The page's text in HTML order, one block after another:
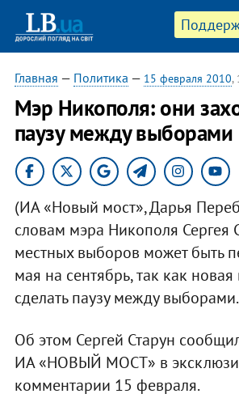
Главная — Политика — 15 февраля 2010,
Мэр Никополя: они
паузу между выборами
(ИА «Новый мост», Дарья
словам мэра Никополя Сергея
местных выборов может быть
мая на сентябрь, так как новая
сделать паузу между выборами.
Об этом Сергей Старун
ИА «НОВЫЙ МОСТ» в
комментарии 15 февраля.